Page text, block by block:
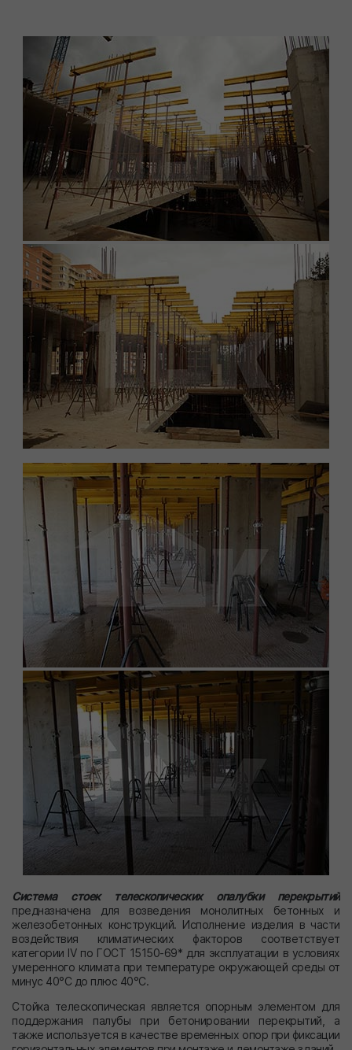
Система стоек телескопических опалубки перекрытий
предназначена для возведения монолитных бетонных и
железобетонных конструкций. Исполнение изделия в части
воздействия климатических факторов со­ответствует
категории IV по ГОСТ 15150-69* для эксплуатации в условиях
умеренного климата при температуре окружающей среды от
минус 40°С до плюс 40°С.
Стойка телескопическая является опорным эле­ментом для
под­держания палубы при бетонировании перекрытий, а
также используется в качестве временных опор при фиксации